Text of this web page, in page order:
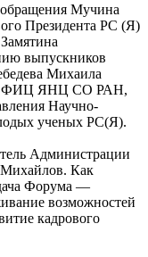
Мучина
Президента РС (Я)
выпускников
Михаила
ФИЦ ЯНЦ СО РАН,
Научно-
ученых РС(Я).
Администрации
Как
Форума —
возможностей
кадрового